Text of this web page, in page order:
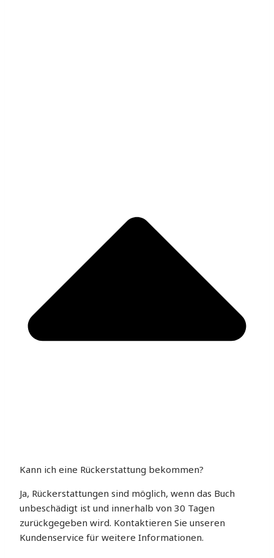
Kann ich eine Rückerstattung bekommen?
Ja, Rückerstattungen sind möglich, wenn das Buch
unbeschädigt ist und innerhalb von 30 Tagen
zurückgegeben wird. Kontaktieren Sie unseren
Kundenservice für weitere Informationen.